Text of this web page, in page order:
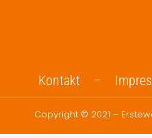
Kontakt –
Copyright © 2021 –